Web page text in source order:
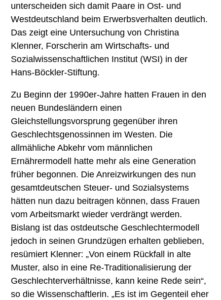
unterscheiden sich damit Paare in Ost- und
Westdeutschland beim Erwerbsverhalten deutlich.
Das zeigt eine Untersuchung von Christina
Klenner, Forscherin am Wirtschafts- und
Sozialwissenschaftlichen Institut (WSI) in der
Hans-Böckler-Stiftung.
Zu Beginn der 1990er-Jahre hatten Frauen in den
neuen Bundesländern einen
Gleichstellungsvorsprung gegenüber ihren
Geschlechtsgenossinnen im Westen. Die
allmähliche Abkehr vom männlichen
Ernährermodell hatte mehr als eine Generation
früher begonnen. Die Anreizwirkungen des nun
gesamtdeutschen Steuer- und Sozialsystems
hätten nun dazu beitragen können, dass Frauen
vom Arbeitsmarkt wieder verdrängt werden.
Bislang ist das ostdeutsche Geschlechtermodell
jedoch in seinen Grundzügen erhalten geblieben,
resümiert Klenner: „Von einem Rückfall in alte
Muster, also in eine Re-Traditionalisierung der
Geschlechterverhältnisse, kann keine Rede sein“,
so die Wissenschaftlerin. „Es ist im Gegenteil eher